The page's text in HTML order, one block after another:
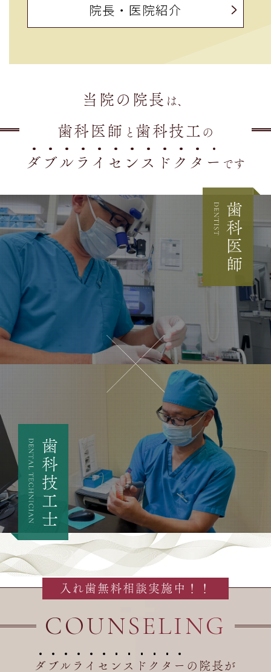
院長・医院紹介
当院の院長 は、
歯科医師 と 歯科技工 の
ダ ブ ル ラ イ セ ン ス ド ク タ ー です
入れ歯無料相談実施中！！
COUNSELING
ダ ブ ル ラ イ セ ン ス ド ク タ ー の院長が